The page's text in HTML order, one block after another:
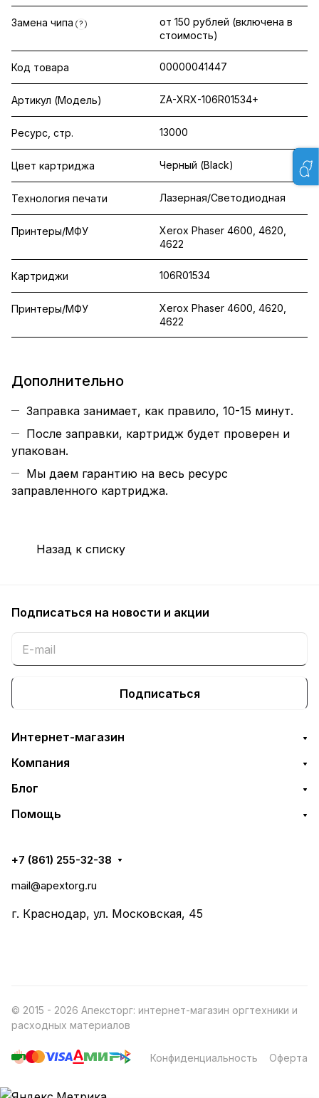
Замена чипа ?
от 150 рублей (включена в
стоимость)
Код товара 00000041447
Артикул (Модель) ZA-XRX-106R01534+
Ресурс, стр. 13000
Цвет картриджа Черный (Black)
Технология печати Лазерная/Светодиодная
Принтеры/МФУ
Xerox Phaser 4600, 4620,
4622
Картриджи 106R01534
Принтеры/МФУ
Xerox Phaser 4600, 4620,
4622
Дополнительно
Заправка занимает, как правило, 10-15 минут.
После заправки, картридж будет проверен и
упакован.
Мы даем гарантию на весь ресурс
заправленного картриджа.
Назад к списку
Подписаться на новости и акции
Подписаться
Интернет-магазин
Компания
Блог
Помощь
+7 (861) 255-32-38
mail@apextorg.ru
г. Краснодар, ул. Московская, 45
© 2015 - 2026 Апексторг: интернет-магазин оргтехники и
расходных материалов
Конфиденциальность Оферта